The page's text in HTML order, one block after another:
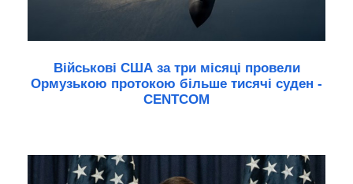
Військові США за три місяці провели
Ормузькою протокою більше тисячі суден -
CENTCOM